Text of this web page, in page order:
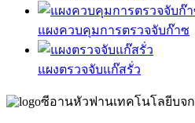
แผงควบคุมการตรวจจับก๊าซ
แผงตรวจจับแก๊สรั่ว
ซีอานหัวฟานเทคโนโลยีบจก